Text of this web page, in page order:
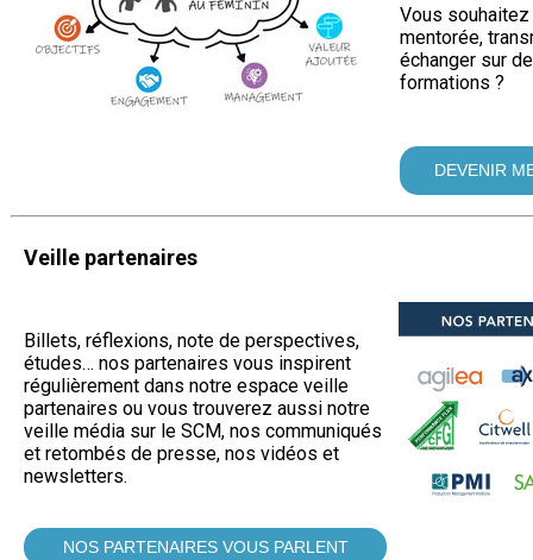
Vous
mentorée,
échanger sur
formations ?
DEVENIR
Veille partenaires
Billets, réflexions, note de perspectives,
études… nos partenaires vous inspirent
régulièrement dans notre espace veille
partenaires ou vous trouverez aussi notre
veille média sur le SCM, nos communiqués
et retombés de presse, nos vidéos et
newsletters.
NOS PARTENAIRES VOUS PARLENT